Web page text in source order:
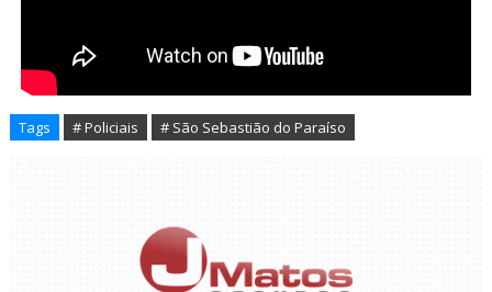
Tags # Policiais # São Sebastião do Paraíso